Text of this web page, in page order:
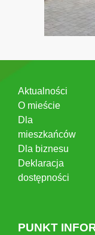
Aktualności
O mieście
Dla
mieszkańców
Dla biznesu
Deklaracja
dostępności
PUNKT